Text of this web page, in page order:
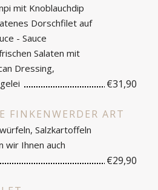
mit Knoblauchdip
Dorschfilet auf
- Sauce
Salaten mit
Dressing,
€31,90
FINKENWERDER ART
Salzkartoffeln
wir Ihnen auch
€29,90